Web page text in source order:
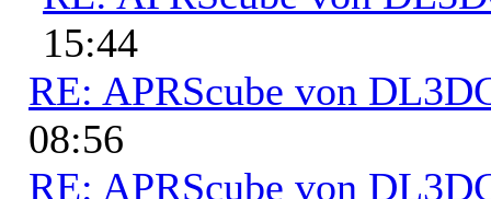
15:44
RE: APRScube von
08:56
RE: APRScube von